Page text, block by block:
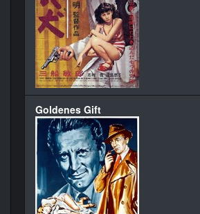
Goldenes Gift